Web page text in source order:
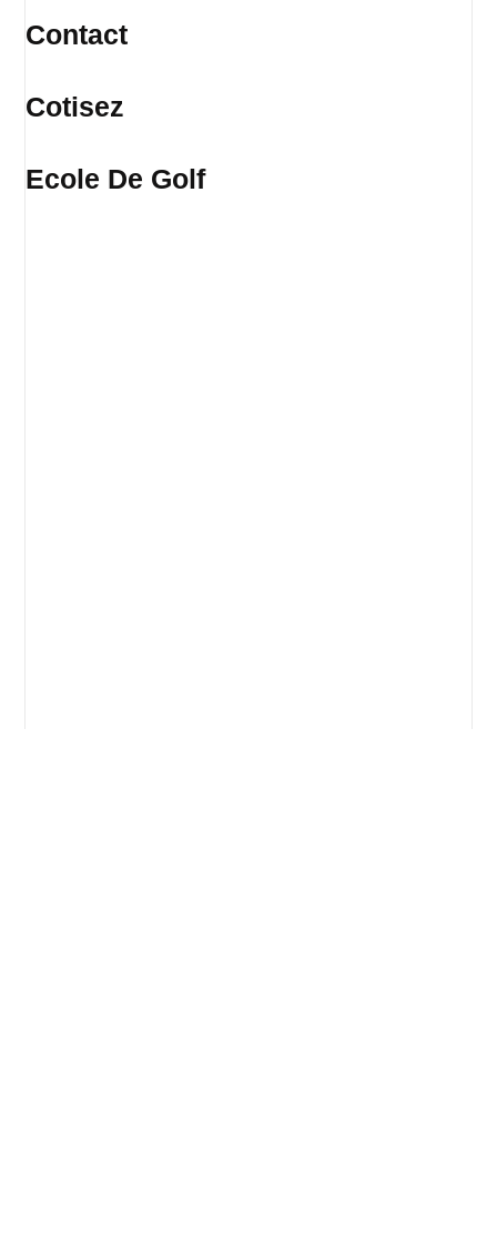
Contact
Cotisez
Ecole De Golf